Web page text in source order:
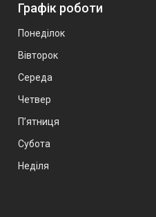
Графік роботи
Понеділок
Вівторок
Середа
Четвер
Пʼятниця
Субота
Неділя